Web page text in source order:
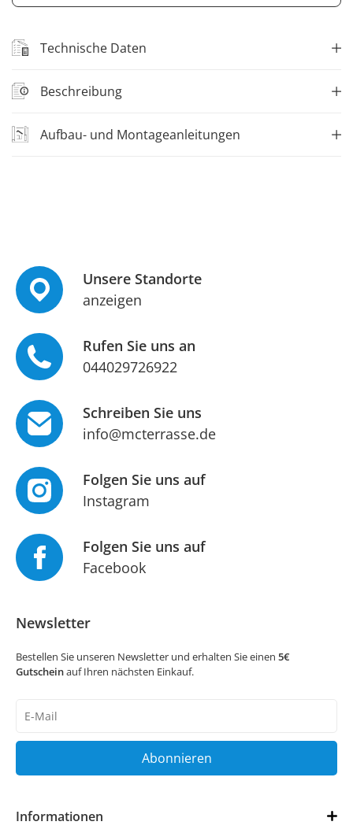
Technische Daten
Beschreibung
Aufbau- und Montageanleitungen
Unsere Standorte
anzeigen
Rufen Sie uns an
044029726922
Schreiben Sie uns
info@mcterrasse.de
Folgen Sie uns auf
Instagram
Folgen Sie uns auf
Facebook
Newsletter
Bestellen Sie unseren Newsletter und erhalten Sie einen 5€
Gutscheinauf Ihren nächsten Einkauf.
Honig
Abonnieren
Informationen